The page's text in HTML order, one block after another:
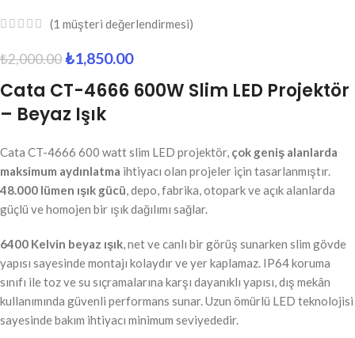
(1 müşteri değerlendirmesi)
₺2,000.00 ₺1,850.00
Cata CT-4666 600W Slim LED Projektör
– Beyaz Işık
Cata CT-4666 600 watt slim LED projektör, çok geniş alanlarda
maksimum aydınlatma ihtiyacı olan projeler için tasarlanmıştır.
48.000 lümen ışık gücü, depo, fabrika, otopark ve açık alanlarda
güçlü ve homojen bir ışık dağılımı sağlar.
6400 Kelvin beyaz ışık, net ve canlı bir görüş sunarken slim gövde
yapısı sayesinde montajı kolaydır ve yer kaplamaz. IP64 koruma
sınıfı ile toz ve su sıçramalarına karşı dayanıklı yapısı, dış mekân
kullanımında güvenli performans sunar. Uzun ömürlü LED teknolojisi
sayesinde bakım ihtiyacı minimum seviyededir.